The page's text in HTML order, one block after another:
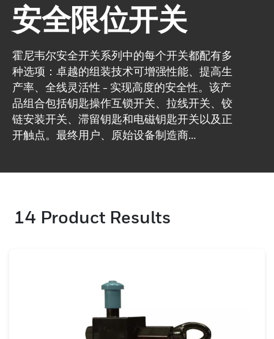
安全限位开关
霍尼韦尔安全开关系列中的每个开关都配有多
种选项：卓越的组装技术可增强性能、提高生
产率、全线灵活性 - 实现高度的安全性。该产
品组合包括钥匙操作互锁开关、拉线开关、铰
链安装开关、滞留钥匙和电磁钥匙开关以及正
开触点。最终用户、原始设备制造商
案帮助通过任何测试，满足任何重要的特定应
14 Product Results